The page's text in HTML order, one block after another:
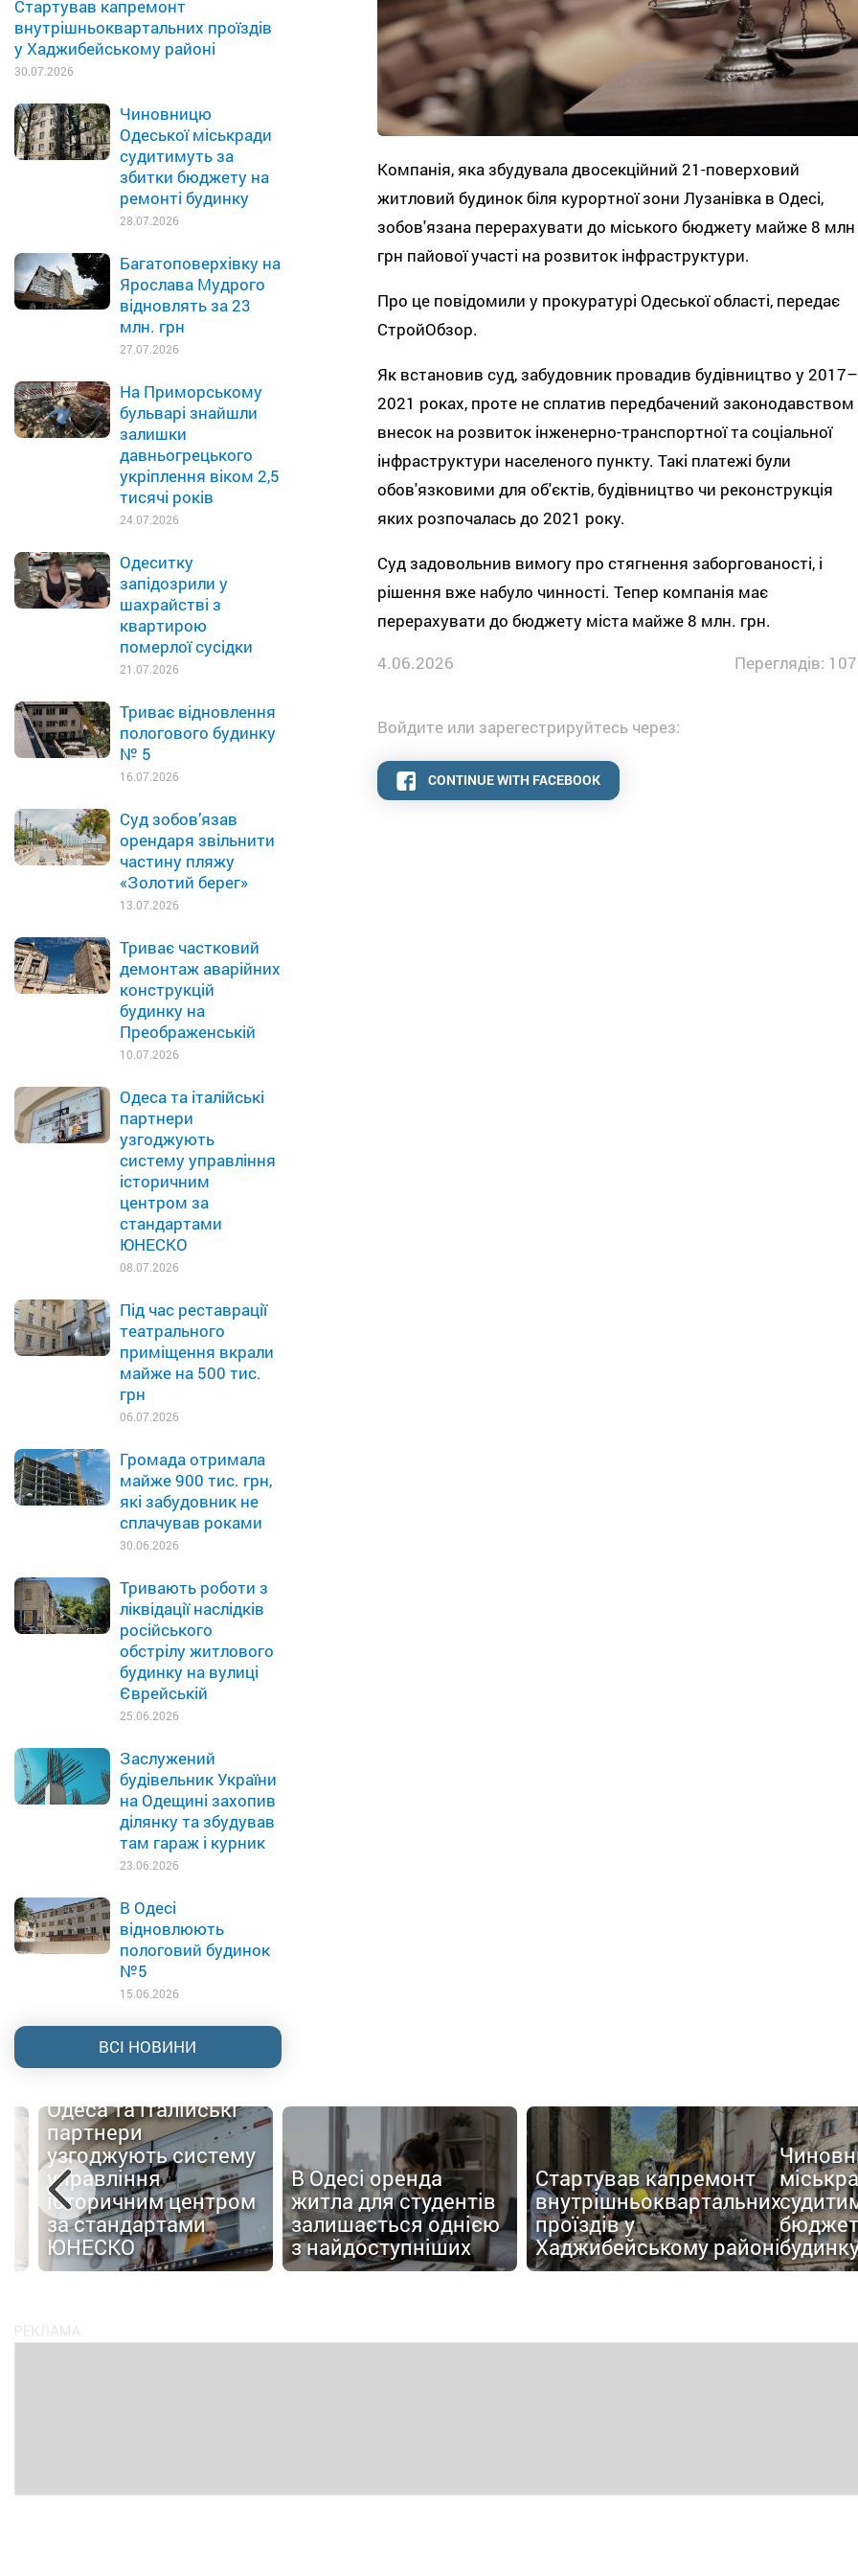
Стартував капремонт
внутрішньоквартальних проїздів
у Хаджибейському районі
30.07.2026
Чиновницю
Одеської міськради
судитимуть за
збитки бюджету на
ремонті будинку
28.07.2026
Багатоповерхівку на
Ярослава Мудрого
відновлять за 23
млн. грн
27.07.2026
На Приморському
бульварі знайшли
залишки
давньогрецького
укріплення віком 2,5
тисячі років
24.07.2026
Одеситку
запідозрили у
шахрайстві з
квартирою
померлої сусідки
21.07.2026
Триває відновлення
пологового будинку
№ 5
16.07.2026
Суд зобов’язав
орендаря звільнити
частину пляжу
«Золотий берег»
13.07.2026
Триває частковий
демонтаж аварійних
конструкцій
будинку на
Преображенській
10.07.2026
Одеса та італійські
партнери
узгоджують
систему управління
історичним
центром за
стандартами
ЮНЕСКО
08.07.2026
Під час реставрації
театрального
приміщення вкрали
майже на 500 тис.
грн
06.07.2026
Громада отримала
майже 900 тис. грн,
які забудовник не
сплачував роками
30.06.2026
Тривають роботи з
ліквідації наслідків
російського
обстрілу житлового
будинку на вулиці
Єврейській
25.06.2026
Заслужений
будівельник України
на Одещині захопив
ділянку та збудував
там гараж і курник
23.06.2026
В Одесі
відновлюють
пологовий будинок
№5
15.06.2026
ВСІ НОВИНИ
Компанія, яка збудувала двосекційний 21-поверховий
житловий будинок біля курортної зони Лузанівка в Одесі,
зобов'язана перерахувати до міського бюджету майже 8 млн
грн пайової участі на розвиток інфраструктури.
Про це повідомили у прокуратурі Одеської області, передає
СтройОбзор.
Як встановив суд, забудовник провадив будівництво у 2017–
2021 роках, проте не сплатив передбачений законодавством
внесок на розвиток інженерно-транспортної та соціальної
інфраструктури населеного пункту. Такі платежі були
обов'язковими для об'єктів, будівництво чи реконструкція
яких розпочалась до 2021 року.
Суд задовольнив вимогу про стягнення заборгованості, і
рішення вже набуло чинності. Тепер компанія має
перерахувати до бюджету міста майже 8 млн. грн.
4.06.2026
Переглядів:
Войдите или зарегестрируйтесь через:
CONTINUE WITH FACEBOOK
Одеса та італійські
партнери
узгоджують систему
управління
історичним центром
за стандартами
ЮНЕСКО
В Одесі оренда
житла для студентів
залишається однією
з найдоступніших
Стартував капремонт
внутрішньоквартальних
проїздів у
Хаджибейському районі